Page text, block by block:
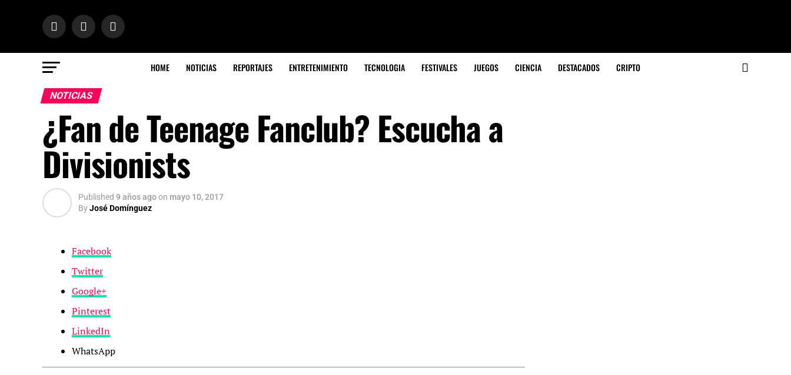
HOME NOTICIAS REPORTAJES ENTRETENIMIENTO TECNOLOGIA FESTIVALES JUEGOS CIENCIA DESTACADOS CRIPTO
NOTICIAS
¿Fan de Teenage Fanclub? Escucha a
Divisionists
Published 9 años agoon mayo 10, 2017
ByJosé Domínguez
Facebook
Twitter
Google+
Pinterest
LinkedIn
WhatsApp